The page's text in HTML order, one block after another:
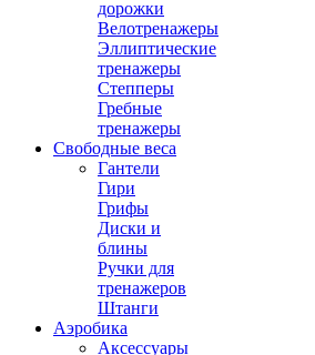
дорожки
Велотренажеры
Эллиптические
тренажеры
Степперы
Гребные
тренажеры
Свободные веса
Гантели
Гири
Грифы
Диски и
блины
Ручки для
тренажеров
Штанги
Аэробика
Аксессуары